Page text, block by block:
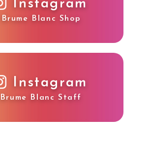
Instagram
Brume Blanc Shop
Instagram
Brume Blanc Staff